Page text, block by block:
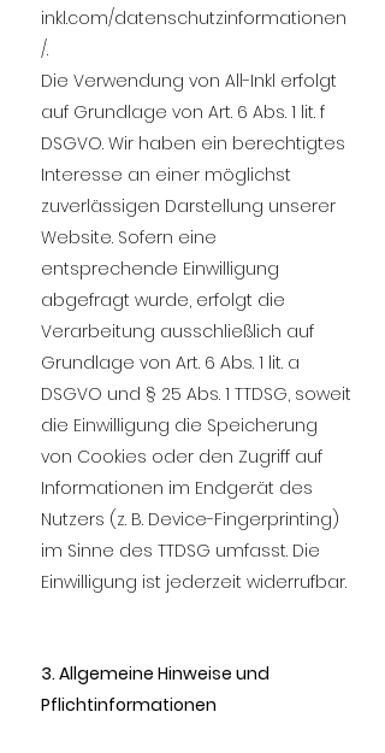
inkl.com/datenschutzinformationen
/.
Die Verwendung von All-Inkl erfolgt
auf Grundlage von Art. 6 Abs. 1 lit. f
DSGVO. Wir haben ein berechtigtes
Interesse an einer möglichst
zuverlässigen Darstellung unserer
Website. Sofern eine
entsprechende Einwilligung
abgefragt wurde, erfolgt die
Verarbeitung ausschließlich auf
Grundlage von Art. 6 Abs. 1 lit. a
DSGVO und § 25 Abs. 1 TTDSG, soweit
die Einwilligung die Speicherung
von Cookies oder den Zugriff auf
Informationen im Endgerät des
Nutzers (z. B. Device-Fingerprinting)
im Sinne des TTDSG umfasst. Die
Einwilligung ist jederzeit widerrufbar.
3. Allgemeine Hinweise und
Pflichtinformationen